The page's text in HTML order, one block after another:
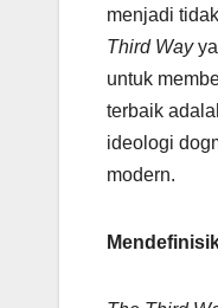
menjadi
Third Way
untuk
terbaik
ideologi
modern.